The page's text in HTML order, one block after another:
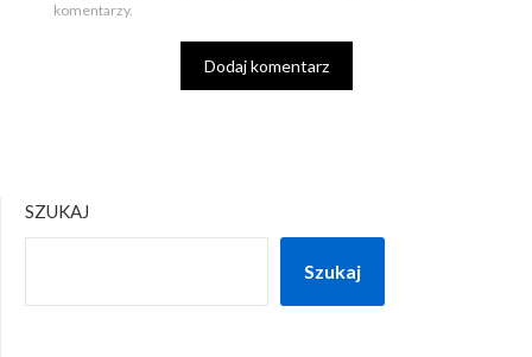
komentarzy.
SZUKAJ
Szukaj